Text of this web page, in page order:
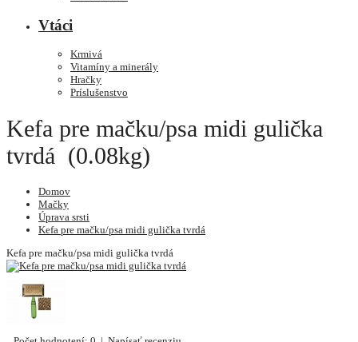
Vtáci
Krmivá
Vitamíny a minerály
Hračky
Príslušenstvo
Kefa pre mačku/psa midi gulička
tvrdá (0.08kg)
Domov
Mačky
Úprava srsti
Kefa pre mačku/psa midi gulička tvrdá
Kefa pre mačku/psa midi gulička tvrdá